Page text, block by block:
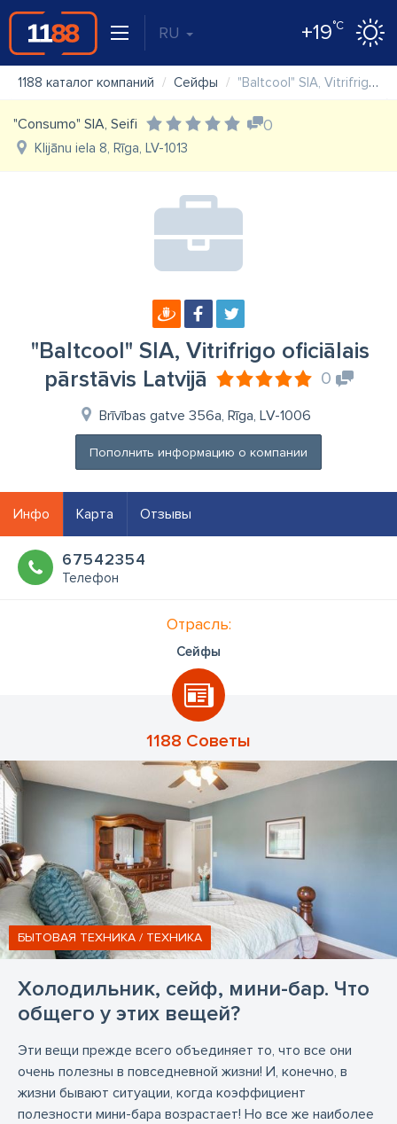
RU +19°C
1188 каталог компаний Сейфы "Baltcool" SIA, Vitrifrigo oficiālais pārstāvis Latvijā
"Consumo" SIA, Seifi 0
Klijānu iela 8, Rīga, LV-1013
"Baltcool" SIA, Vitrifrigo oficiālais
pārstāvis Latvijā
0
Brīvības gatve 356a, Rīga, LV-1006
Пополнить информацию о компании
Инфо Карта Отзывы
67542354
Телефон
Отрасль:
Сейфы
1188 Советы
Холодильник, сейф, мини-бар. Что
общего у этих вещей?
БЫТОВАЯ ТЕХНИКА / TЕХНИКА
Эти вещи прежде всего объединяет то, что все они
очень полезны в повседневной жизни! И, конечно, в
жизни бывают ситуации, когда коэффициент
полезности мини-бара возрастает! Но все же наиболее